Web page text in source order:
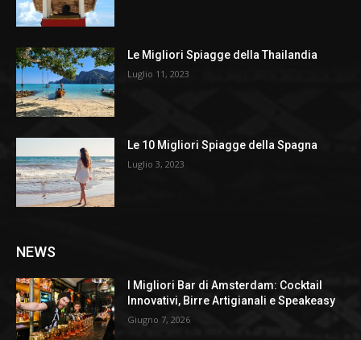
Le Migliori Spiagge della Thailandia
Luglio 11, 2023
Le 10 Migliori Spiagge della Spagna
Luglio 3, 2023
NEWS
I Migliori Bar di Amsterdam: Cocktail
Innovativi, Birre Artigianali e Speakeasy
Giugno 7, 2026